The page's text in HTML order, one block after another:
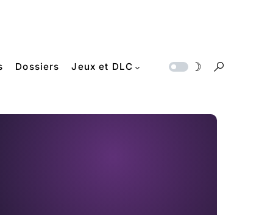
Dossiers Jeux et DLC